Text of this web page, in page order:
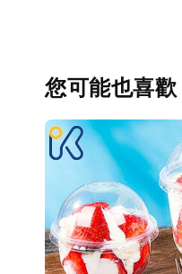
您可能也喜歡